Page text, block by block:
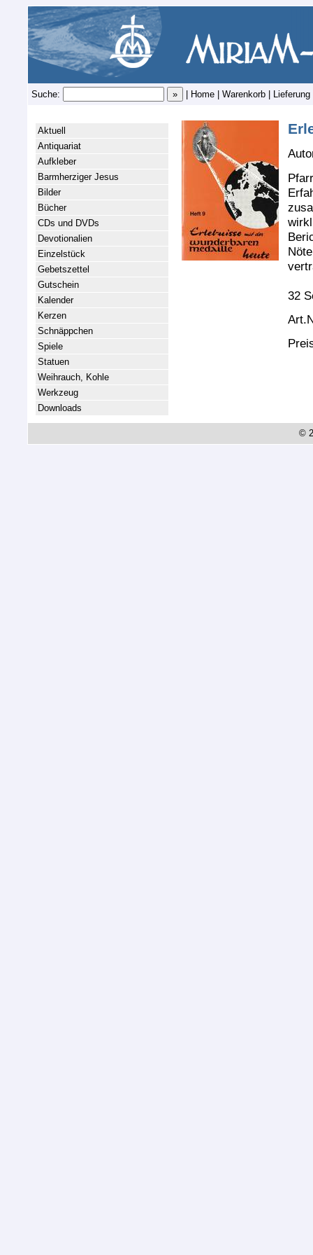
Suche: Home Warenkorb Lieferung
Aktuell
Antiquariat
Aufkleber
Barmherziger Jesus
Bilder
Bücher
CDs und DVDs
Devotionalien
Einzelstück
Gebetszettel
Gutschein
Kalender
Kerzen
Schnäppchen
Spiele
Statuen
Weihrauch, Kohle
Werkzeug
Downloads
32
©